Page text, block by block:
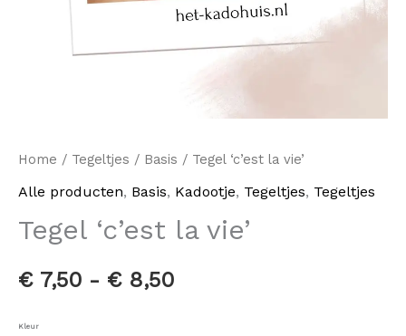
Home / Tegeltjes / Basis / Tegel ‘c’est la vie’
Alle producten, Basis, Kadootje, Tegeltjes, Tegeltjes
Tegel ‘c’est la vie’
€7,50 - €8,50
Kleur